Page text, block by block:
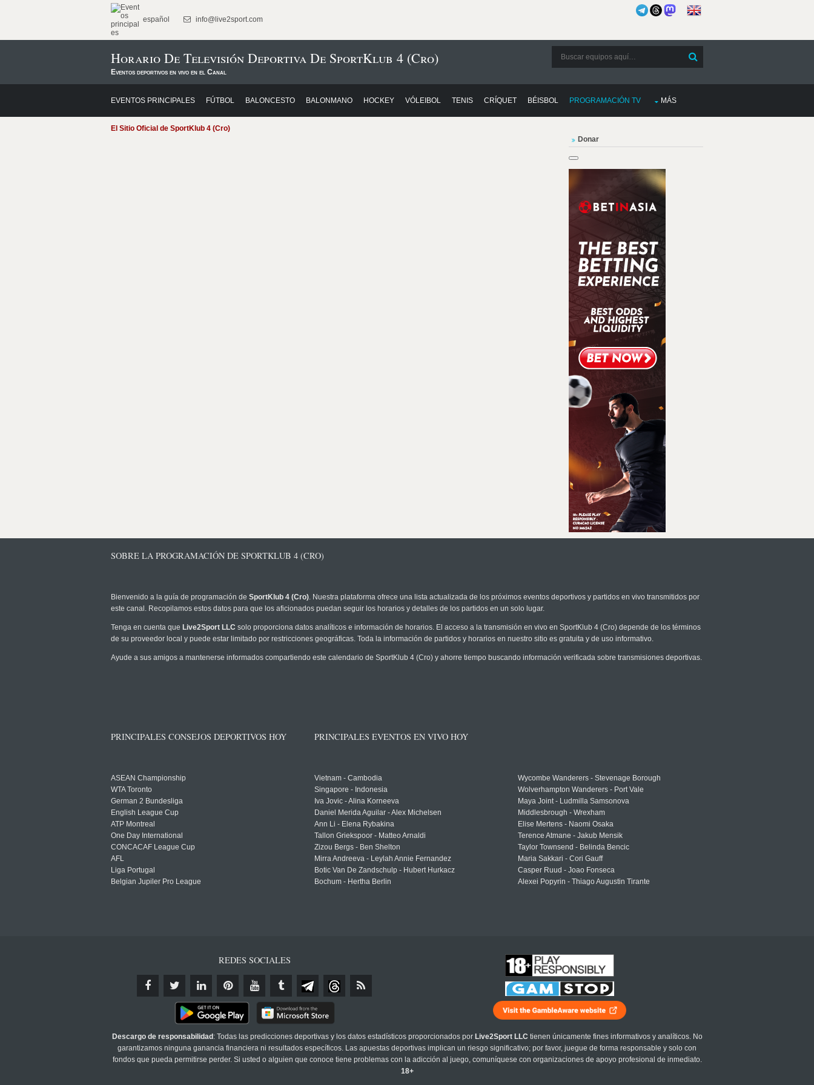
español info@live2sport.com
Horario De Televisión Deportiva De SportKlub 4 (Cro)
Eventos deportivos en vivo en el Canal
EVENTOS PRINCIPALES FÚTBOL BALONCESTO BALONMANO HOCKEY VÓLEIBOL TENIS CRÍQUET BÉISBOL PROGRAMACIÓN TV MÁS
El Sitio Oficial de SportKlub 4 (Cro)
Donar
SOBRE LA PROGRAMACIÓN DE SPORTKLUB 4 (CRO)
Bienvenido a la guía de programación de SportKlub 4 (Cro). Nuestra plataforma ofrece una lista actualizada de los próximos eventos deportivos y partidos en vivo transmitidos por
este canal. Recopilamos estos datos para que los aficionados puedan seguir los horarios y detalles de los partidos en un solo lugar.
Tenga en cuenta que Live2Sport LLC solo proporciona datos analíticos e información de horarios. El acceso a la transmisión en vivo en SportKlub 4 (Cro) depende de los términos
de su proveedor local y puede estar limitado por restricciones geográficas. Toda la información de partidos y horarios en nuestro sitio es gratuita y de uso informativo.
Ayude a sus amigos a mantenerse informados compartiendo este calendario de SportKlub 4 (Cro) y ahorre tiempo buscando información verificada sobre transmisiones deportivas.
PRINCIPALES CONSEJOS DEPORTIVOS HOY
ASEAN Championship
WTA Toronto
German 2 Bundesliga
English League Cup
ATP Montreal
One Day International
CONCACAF League Cup
AFL
Liga Portugal
Belgian Jupiler Pro League
PRINCIPALES EVENTOS EN VIVO HOY
Vietnam - Cambodia
Singapore - Indonesia
Iva Jovic - Alina Korneeva
Daniel Merida Aguilar - Alex Michelsen
Ann Li - Elena Rybakina
Tallon Griekspoor - Matteo Arnaldi
Zizou Bergs - Ben Shelton
Mirra Andreeva - Leylah Annie Fernandez
Botic Van De Zandschulp - Hubert Hurkacz
Bochum - Hertha Berlin
Wycombe Wanderers - Stevenage Borough
Wolverhampton Wanderers - Port Vale
Maya Joint - Ludmilla Samsonova
Middlesbrough - Wrexham
Elise Mertens - Naomi Osaka
Terence Atmane - Jakub Mensik
Taylor Townsend - Belinda Bencic
Maria Sakkari - Cori Gauff
Casper Ruud - Joao Fonseca
Alexei Popyrin - Thiago Augustin Tirante
REDES SOCIALES
Descargo de responsabilidad : Todas las predicciones deportivas y los datos estadísticos proporcionados por Live2Sport LLC tienen únicamente fines informativos y analíticos. No
garantizamos ninguna ganancia financiera ni resultados específicos. Las apuestas deportivas implican un riesgo significativo; por favor, juegue de forma responsable y solo con
fondos que pueda permitirse perder. Si usted o alguien que conoce tiene problemas con la adicción al juego, comuníquese con organizaciones de apoyo profesional de inmediato.
18+